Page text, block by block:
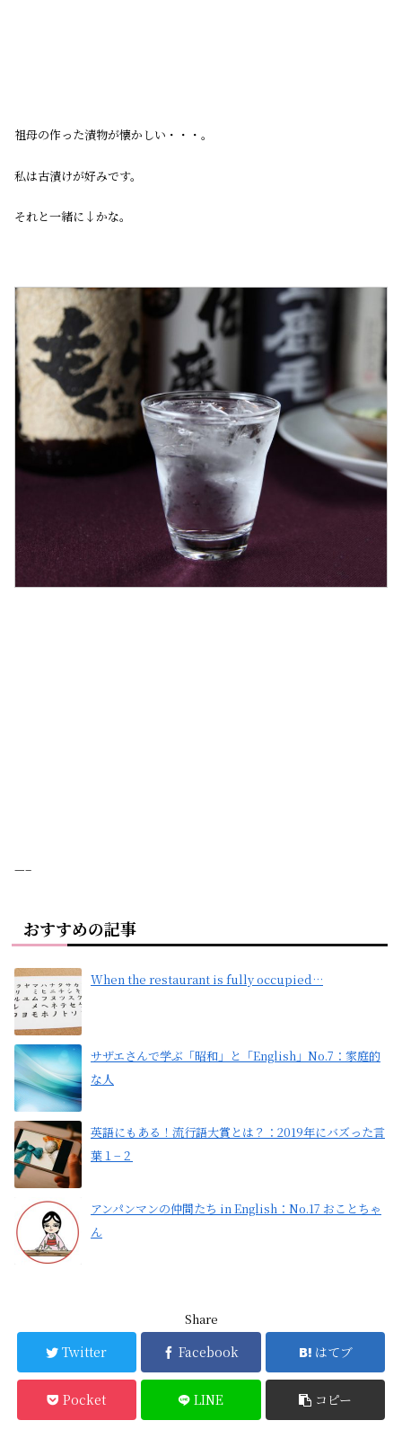
祖母の作った漬物が懐かしい・・・。
私は古漬けが好みです。
それと一緒に↓かな。
—–
おすすめの記事
When the restaurant is fully occupied…
サザエさんで学ぶ「昭和」と「English」No.7：家庭的
な人
英語にもある！流行語大賞とは？：2019年にバズった言
葉１−２
アンパンマンの仲間たち in English：No.17 おことちゃ
ん
Share
Twitter Facebook はてブ
Pocket LINE コピー